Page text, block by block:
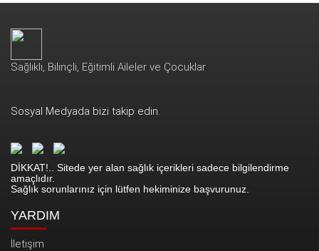
Sağlıklı, Bilinçli, Eğitimli Aileler ve Çocuklar
Sosyal Medyada bizi takip edin.
DİKKAT!.. Sitede yer alan sağlık içerikleri sadece bilgilendirme
amaçlıdır.
Sağlık sorunlarınız için lütfen hekiminize başvurunuz.
YARDIM
İletişim